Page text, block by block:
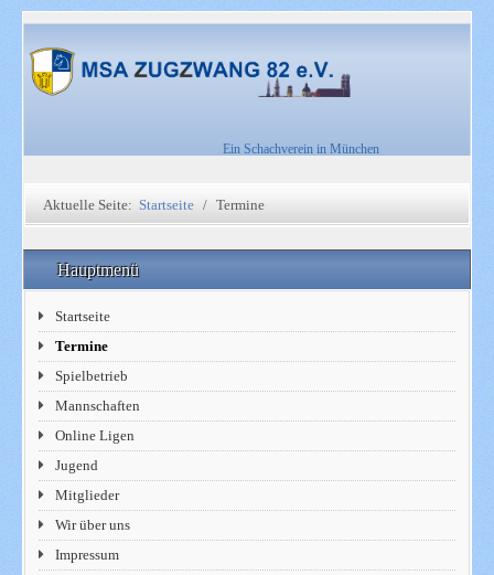
Ein Schachverein in München
Aktuelle Seite: Startseite Termine
Hauptmenü
Startseite
Termine
Spielbetrieb
Mannschaften
Online Ligen
Jugend
Mitglieder
Wir über uns
Impressum